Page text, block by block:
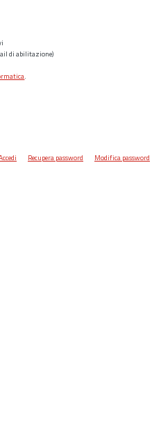
di abilitazione)
.
Recupera password Modifica password